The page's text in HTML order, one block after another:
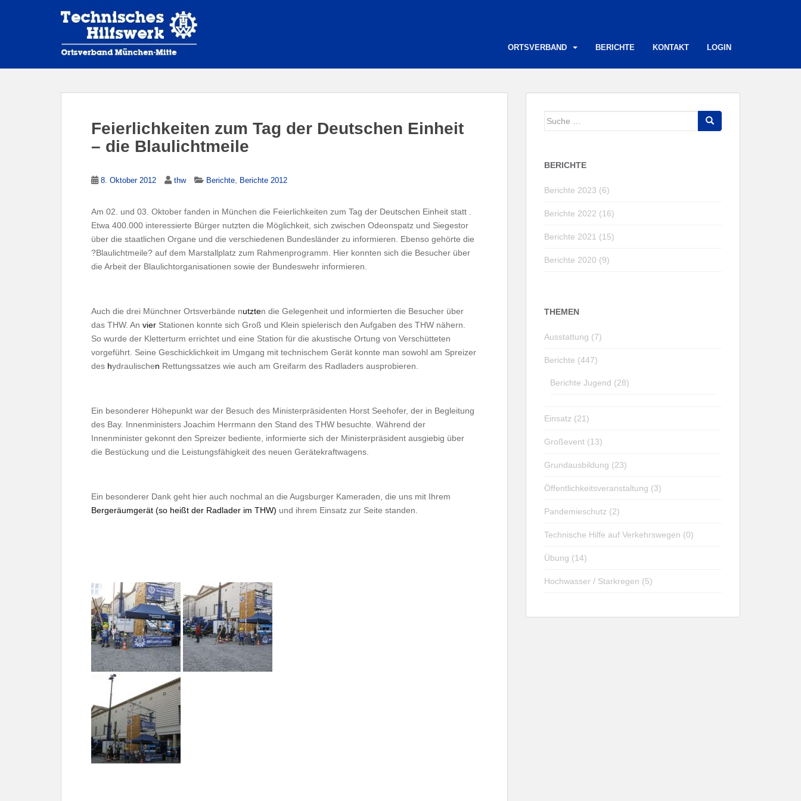
ORTSVERBAND BERICHTE KONTAKT LOGIN
Feierlichkeiten zum Tag der Deutschen Einheit
– die Blaulichtmeile
8. Oktober 2012 thw Berichte Berichte 2012
Am 02. und 03. Oktober fanden in München die Feierlichkeiten zum Tag der Deutschen Einheit statt .
Etwa 400.000 interessierte Bürger nutzten die Möglichkeit, sich zwischen Odeonspatz und Siegestor
über die staatlichen Organe und die verschiedenen Bundesländer zu informieren. Ebenso gehörte die
?Blaulichtmeile? auf dem Marstallplatz zum Rahmenprogramm. Hier konnten sich die Besucher über
die Arbeit der Blaulichtorganisationen sowie der Bundeswehr informieren.
Auch die drei Münchner Ortsverbände nutzten die Gelegenheit und informierten die Besucher über
das THW. An vier Stationen konnte sich Groß und Klein spielerisch den Aufgaben des THW nähern.
So wurde der Kletterturm errichtet und eine Station für die akustische Ortung von Verschütteten
vorgeführt. Seine Geschicklichkeit im Umgang mit technischem Gerät konnte man sowohl am Spreizer
des hydraulischen Rettungssatzes wie auch am Greifarm des Radladers ausprobieren.
Ein besonderer Höhepunkt war der Besuch des Ministerpräsidenten Horst Seehofer, der in Begleitung
des Bay. Innenministers Joachim Herrmann den Stand des THW besuchte. Während der
Innenminister gekonnt den Spreizer bediente, informierte sich der Ministerpräsident ausgiebig über
die Bestückung und die Leistungsfähigkeit des neuen Gerätekraftwagens.
Ein besonderer Dank geht hier auch nochmal an die Augsburger Kameraden, die uns mit Ihrem
Bergeräumgerät (so heißt der Radlader im THW) und ihrem Einsatz zur Seite standen.
Suche
BERICHTE
Berichte 2023 (6)
Berichte 2022 (16)
Berichte 2021 (15)
Berichte 2020 (9)
THEMEN
Ausstattung (7)
Berichte (447)
Berichte Jugend (28)
Einsatz (21)
Großevent (13)
Grundausbildung (23)
Öffentlichkeitsveranstaltung (3)
Pandemieschutz (2)
Technische Hilfe auf Verkehrswegen (0)
Übung (14)
Hochwasser / Starkregen (5)